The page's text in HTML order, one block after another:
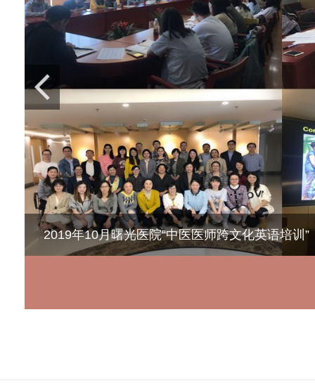
2019年10月曙光医院“中医医师跨文化英语培训”